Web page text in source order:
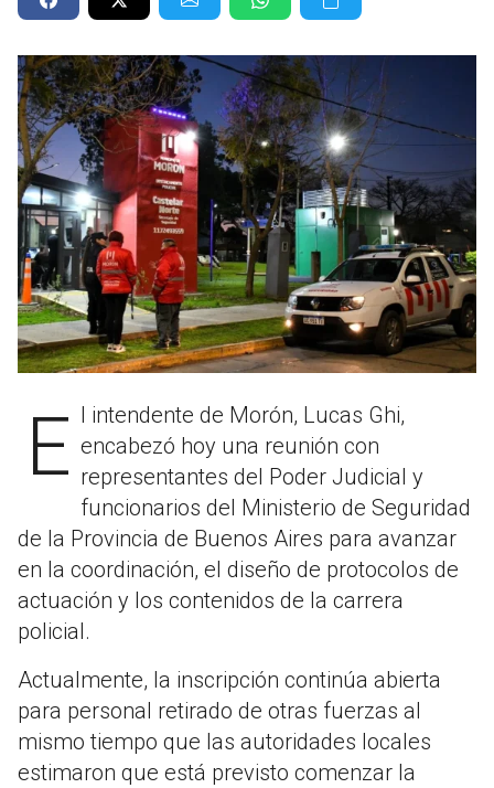
El intendente de Morón, Lucas Ghi, encabezó hoy una reunión con
representantes del Poder Judicial y
funcionarios del Ministerio de Seguridad
de la Provincia de Buenos Aires para avanzar
en la coordinación, el diseño de protocolos de
actuación y los contenidos de la carrera
policial.
Actualmente, la inscripción continúa abierta
para personal retirado de otras fuerzas al
mismo tiempo que las autoridades locales
estimaron que está previsto comenzar la